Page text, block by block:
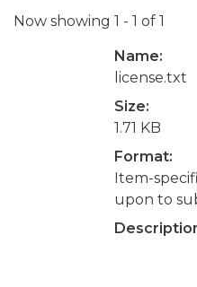
Now showing 1 - 1 of 1
Name:
license.txt
Size:
1.71 KB
Format:
Item-
upon to